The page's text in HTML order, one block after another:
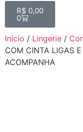
R$ 0,00
0
Início / Lingerie /
COM CINTA LIGAS
ACOMPANHA